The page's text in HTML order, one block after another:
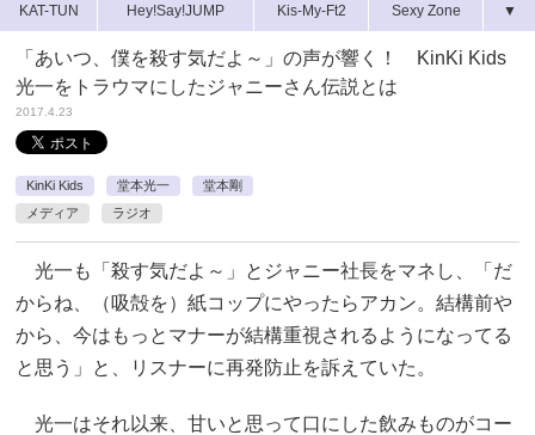
KAT-TUN Hey!Say!JUMP Kis-My-Ft2 Sexy Zone ▼
「あいつ、僕を殺す気だよ～」の声が響く！ KinKi Kids
光一をトラウマにしたジャニーさん伝説とは
2017.4.23
KinKi Kids 堂本光一
堂本剛
メディア
ラジオ
光一も「殺す気だよ～」とジャニー社長をマネし、「だ
からね、（吸殻を）紙コップにやったらアカン。結構前や
から、今はもっとマナーが結構重視されるようになってる
と思う」と、リスナーに再発防止を訴えていた。
光一はそれ以来、甘いと思って口にした飲みものがコー